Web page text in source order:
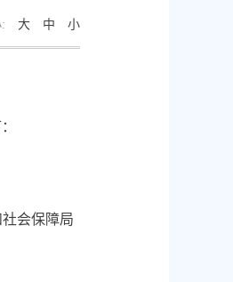
大 中 小
会保障局